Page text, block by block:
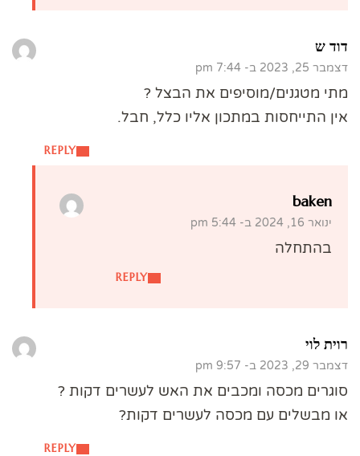
דוד ש
דצמבר 25, 2023 ב- 7:44 pm
REPLY
מתי מטגנים/מוסיפים את הבצל ?
אין התייחסות במתכון אליו כלל, חבל.
baken
ינואר 16, 2024 ב- 5:44 pm
REPLY
בהתחלה
רוית לוי
דצמבר 29, 2023 ב- 9:57 pm
REPLY
סוגרים מכסה ומכבים את האש לעשרים דקות ?
או מבשלים עם מכסה לעשרים דקות?